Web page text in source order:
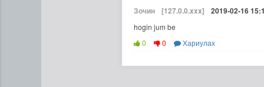
Зочин [127.0.0.xxx] 2019-02-16
hogin jum be
0
0 Хариулах